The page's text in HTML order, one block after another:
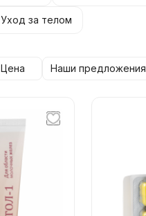
Уход за телом
Цена Наши предложения